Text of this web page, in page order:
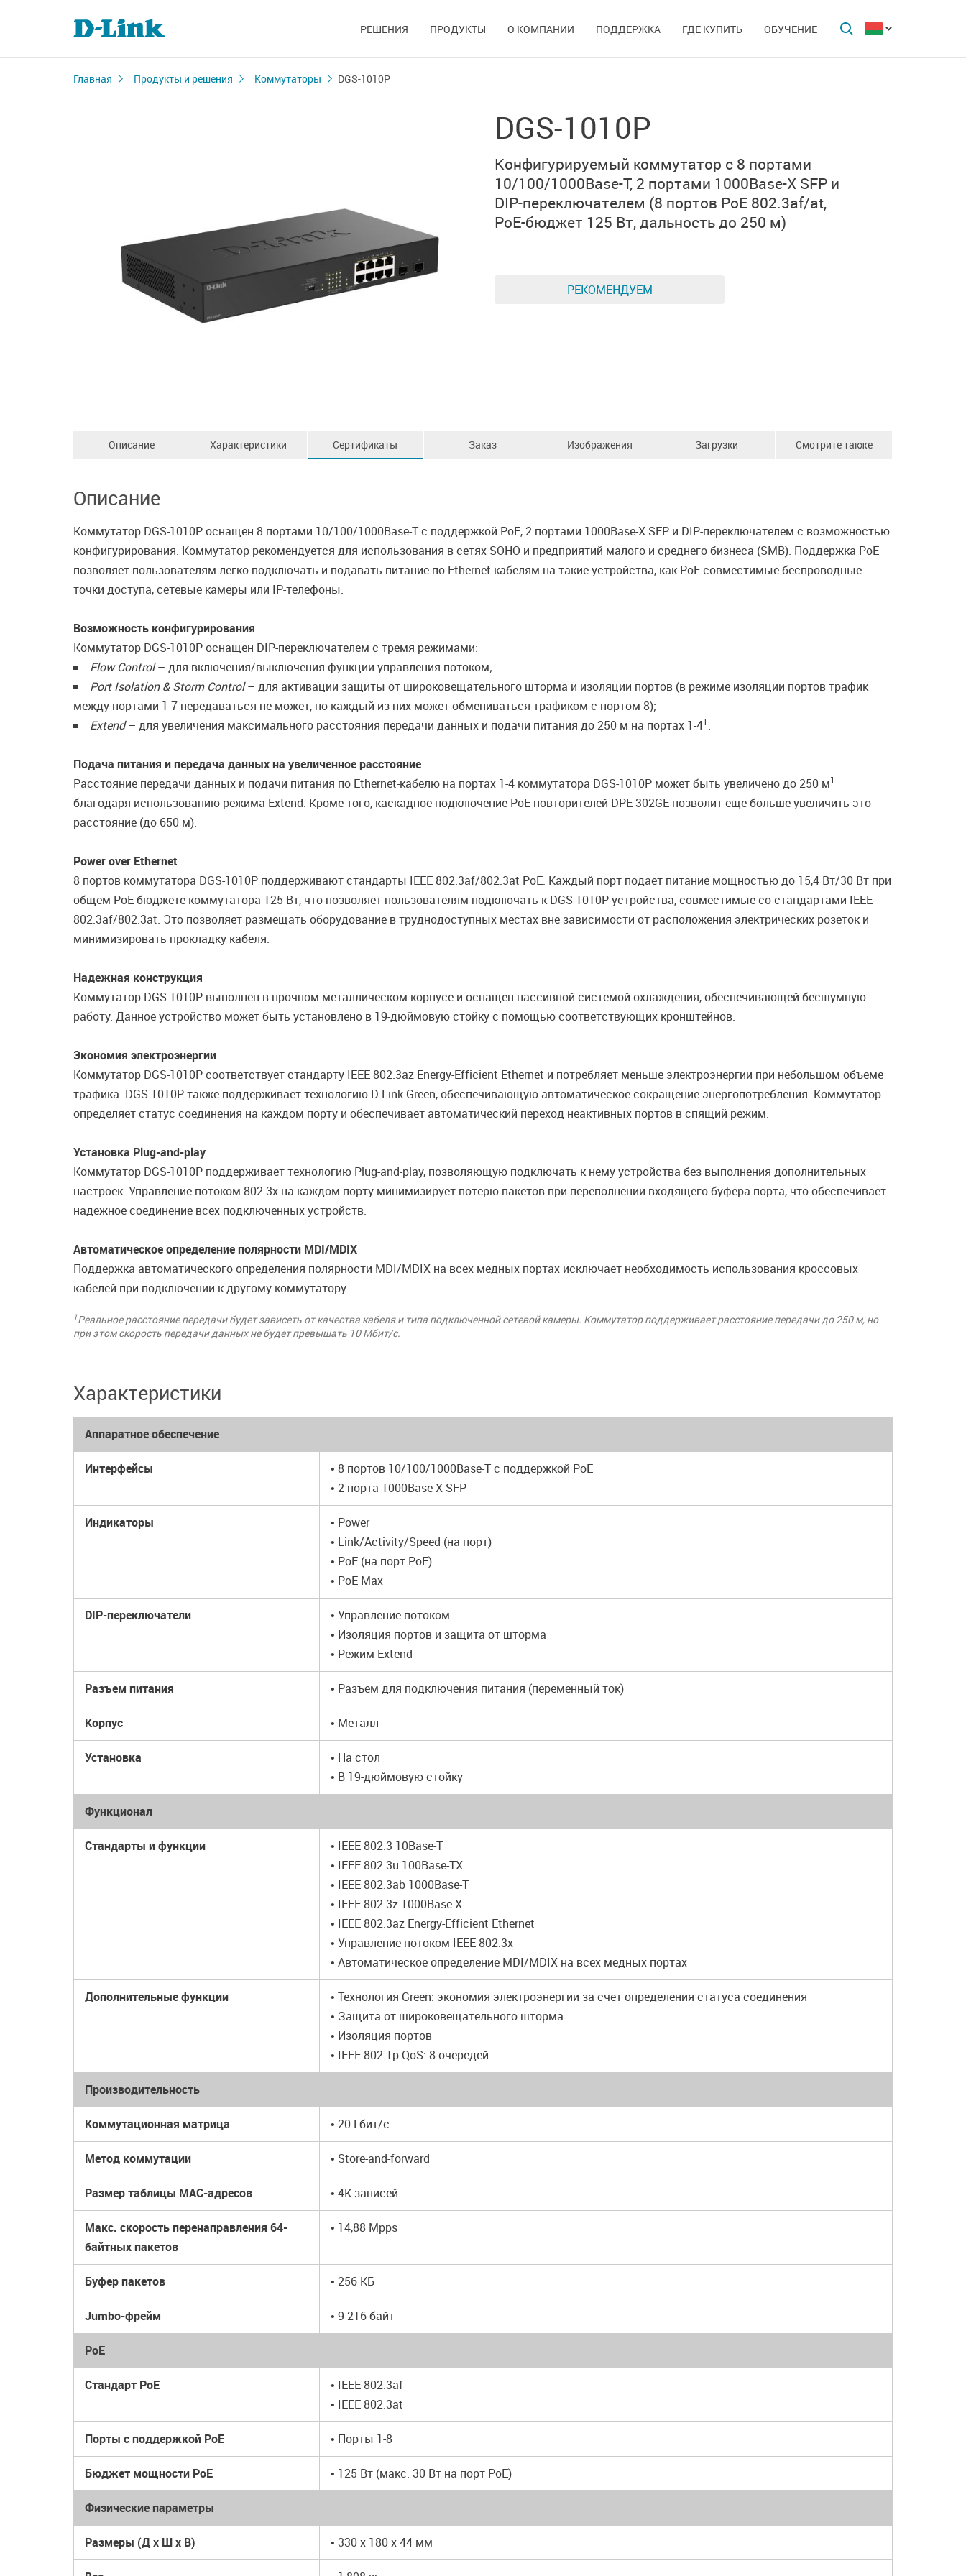
РЕШЕНИЯ ПРОДУКТЫ О КОМПАНИИ ПОДДЕРЖКА ГДЕ КУПИТЬ ОБУЧЕНИЕ
Главная Продукты и решения Коммутаторы DGS-1010P
DGS-1010P
Конфигурируемый коммутатор с 8 портами
10/100/1000Base-T, 2 портами 1000Base-X SFP и
DIP-переключателем (8 портов PoE 802.3af/at,
PoE-бюджет 125 Вт,дальность до 250 м)
РЕКОМЕНДУЕМ
Описание Характеристики Сертификаты Заказ Изображения Загрузки Смотрите также
Описание
Коммутатор DGS-1010P оснащен 8 портами 10/100/1000Base-T с поддержкой PoE, 2 портами 1000Base-X SFP и DIP-переключателем с возможностью
конфигурирования. Коммутатор рекомендуется для использования в сетях SOHO и предприятий малого и среднего бизнеса (SMB). Поддержка PoE
позволяет пользователям легко подключать и подавать питание по Ethernet-кабелям на такие устройства, как PoE-совместимые беспроводные
точки доступа, сетевые камеры или IP-телефоны.
Возможность конфигурирования
Коммутатор DGS-1010P оснащен DIP-переключателем с тремя режимами:
Flow Control– для включения/выключения функции управления потоком;
Port Isolation & Storm Control– для активации защиты от широковещательного шторма и изоляции портов (в режиме изоляции портов трафик
между портами 1-7 передаваться не может, но каждый из них может обмениваться трафиком с портом 8);
Extend– для увеличения максимального расстояния передачи данных и подачи питания до 250 м на портах 1-41 .
Подача питания и передача данных на увеличенное расстояние
Расстояние передачи данных и подачи питания по Ethernet-кабелю на портах 1-4 коммутатора DGS-1010P может быть увеличено до 250 м1
благодаря использованию режима Extend. Кроме того, каскадное подключение PoE-повторителей DPE-302GE позволит еще больше увеличить это
расстояние (до 650 м).
Power over Ethernet
8 портов коммутатора DGS-1010P поддерживают стандарты IEEE 802.3af/802.3at PoE. Каждый порт подает питание мощностью до 15,4 Вт/30 Вт при
общем PoE-бюджете коммутатора 125 Вт, что позволяет пользователям подключать к DGS-1010P устройства, совместимые со стандартами IEEE
802.3af/802.3at. Это позволяет размещать оборудование в труднодоступных местах вне зависимости от расположения электрических розеток и
минимизировать прокладку кабеля.
Надежная конструкция
Коммутатор DGS-1010P выполнен в прочном металлическом корпусе и оснащен пассивной системой охлаждения, обеспечивающей бесшумную
работу. Данное устройство может быть установлено в 19-дюймовую стойку с помощью соответствующих кронштейнов.
Экономия электроэнергии
Коммутатор DGS-1010P соответствует стандарту IEEE 802.3az Energy-Efficient Ethernet и потребляет меньше электроэнергии при небольшом объеме
трафика. DGS-1010P также поддерживает технологию D-Link Green, обеспечивающую автоматическое сокращение энергопотребления. Коммутатор
определяет статус соединения на каждом порту и обеспечивает автоматический переход неактивных портов в спящий режим.
Установка Plug-and-play
Коммутатор DGS-1010P поддерживает технологию Plug-and-play, позволяющую подключать к нему устройства без выполнения дополнительных
настроек. Управление потоком 802.3x на каждом порту минимизирует потерю пакетов при переполнении входящего буфера порта, что обеспечивает
надежное соединение всех подключенных устройств.
Автоматическое определение полярности MDI/MDIX
Поддержка автоматического определения полярности MDI/MDIX на всех медных портах исключает необходимость использования кроссовых
кабелей при подключении к другому коммутатору.
1Реальное расстояние передачи будет зависеть от качества кабеля и типа подключенной сетевой камеры. Коммутатор поддерживает расстояние передачи до 250 м, но
при этом скорость передачи данных не будет превышать 10 Мбит/с.
Характеристики
Аппаратное обеспечение
Интерфейсы
• 8 портов 10/100/1000Base-T с поддержкой PoE
• 2 порта 1000Base-X SFP
Индикаторы
• Power
• Link/Activity/Speed (на порт)
• PoE (на порт PoE)
• PoE Max
DIP-переключатели
• Управление потоком
• Изоляция портов и защита от шторма
• Режим Extend
Разъем питания • Разъем для подключения питания (переменный ток)
Корпус • Металл
Установка
• На стол
• В 19-дюймовую стойку
Функционал
Стандарты и функции
• IEEE 802.3 10Base-T
• IEEE 802.3u 100Base-TX
• IEEE 802.3ab 1000Base-T
• IEEE 802.3z 1000Base-X
• IEEE 802.3az Energy-Efficient Ethernet
• Управление потоком IEEE 802.3x
• Автоматическое определение MDI/MDIX на всех медных портах
Дополнительные функции
• Технология Green: экономия электроэнергии за счет определения статуса соединения
• Защита от широковещательного шторма
• Изоляция портов
• IEEE 802.1p QoS: 8 очередей
Производительность
Коммутационная матрица • 20 Гбит/с
Метод коммутации • Store-and-forward
Размер таблицы MAC-адресов • 4K записей
Макс. скорость перенаправления 64-
байтных пакетов
• 14,88 Mpps
Буфер пакетов • 256 КБ
Jumbo-фрейм • 9 216 байт
PoE
Стандарт PoE
• IEEE 802.3af
• IEEE 802.3at
Порты с поддержкой PoE • Порты 1-8
Бюджет мощности PoE • 125 Вт (макс. 30 Вт на порт PoE)
Физические параметры
Размеры (Д x Ш x В) • 330 x 180 x 44 мм